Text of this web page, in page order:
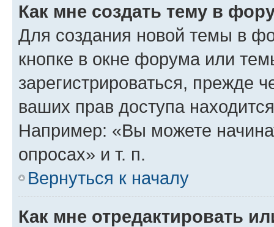
Как мне создать тему в
Для создания новой темы в
кнопке в окне форума или
зарегистрироваться, прежде
ваших прав доступа
Например: «Вы можете
опросах» и т. п.
Вернуться к началу
Как мне отредактировать